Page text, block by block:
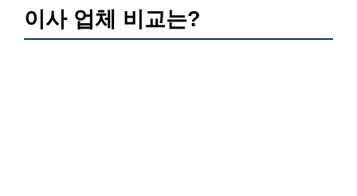
이사 업체 비교는?